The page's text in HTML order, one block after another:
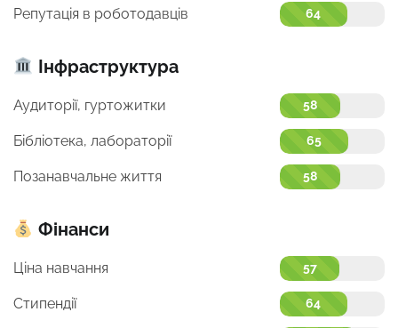
Репутація в роботодавців 64
Інфраструктура
Аудиторії, гуртожитки 58
Бібліотека, лабораторії 65
Позанавчальне життя 58
Фінанси
Ціна навчання 57
Стипендії 64